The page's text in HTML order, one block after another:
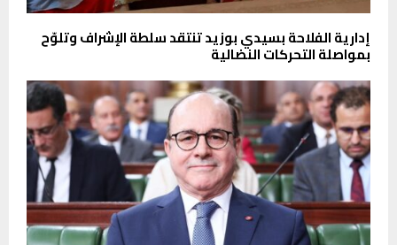
إدارية الفلاحة بسيدي بوزيد تنتقد سلطة الإشراف وتلوّح
بمواصلة التحركات النضالية